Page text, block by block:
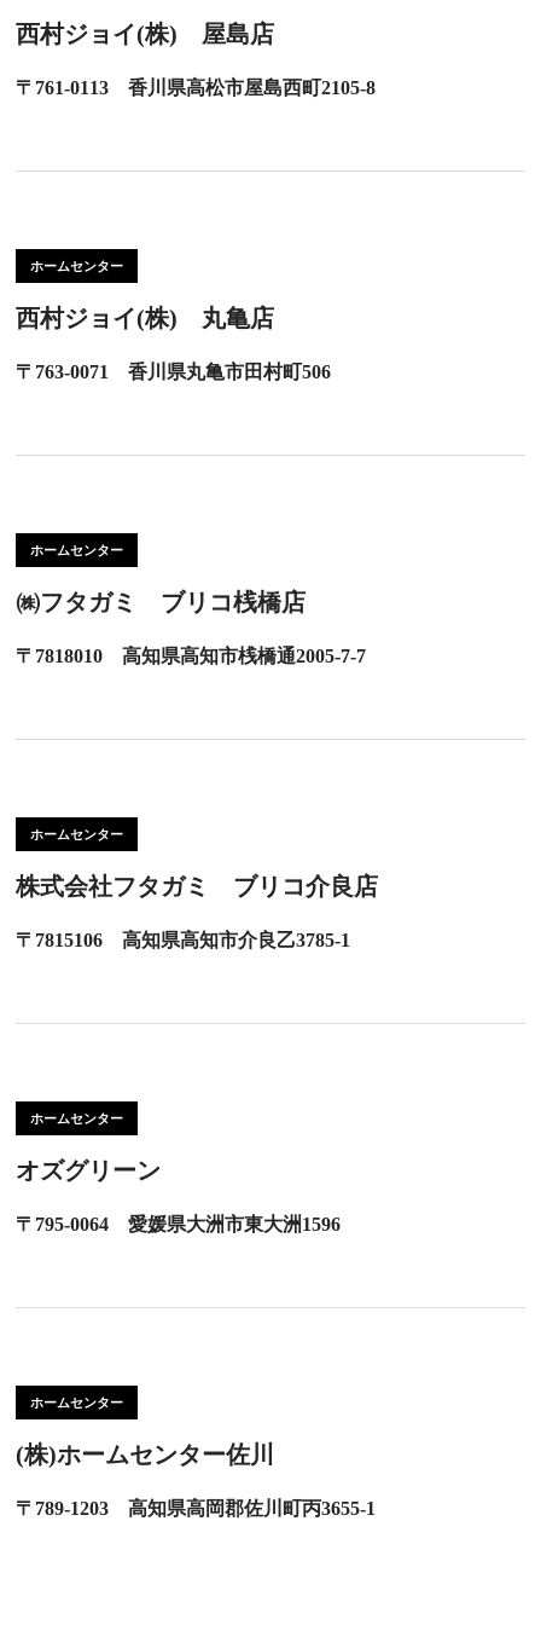
西村ジョイ(株) 屋島店
〒761-0113 香川県高松市屋島西町2105-8
ホームセンター
西村ジョイ(株) 丸亀店
〒763-0071 香川県丸亀市田村町506
ホームセンター
㈱フタガミ ブリコ桟橋店
〒7818010 高知県高知市桟橋通2005-7-7
ホームセンター
株式会社フタガミ ブリコ介良店
〒7815106 高知県高知市介良乙3785-1
ホームセンター
オズグリーン
〒795-0064 愛媛県大洲市東大洲1596
ホームセンター
(株)ホームセンター佐川
〒789-1203 高知県高岡郡佐川町丙3655-1